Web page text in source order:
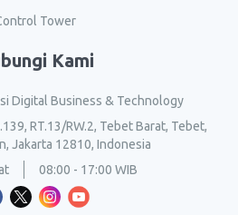
Tower
Kami
Digital Business & Technology
RT.13/RW.2, Tebet Barat, Tebet,
Jakarta 12810, Indonesia
08:00 - 17:00 WIB